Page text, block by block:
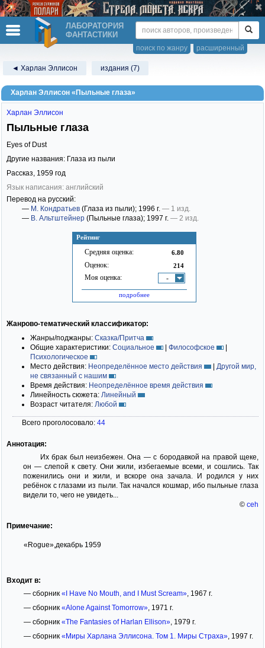
ЛАБОРАТОРИЯ
ФАНТАСТИКИ
расширенный
поиск по жанру
◄ Харлан Эллисон издания (7)
Харлан Эллисон «Пыльные глаза»
Рейтинг
Средняя оценка: 6.80
Оценок: 214
Моя оценка: -
подробнее
Харлан Эллисон
Пыльные глаза
Eyes of Dust
Другие названия: Глаза из пыли
Рассказ, 1959 год
Язык написания: английский
Перевод на русский:
— М. Кондратьев (Глаза из пыли); 1996 г. — 1 изд.
— В. Альтштейнер (Пыльные глаза); 1997 г. — 2 изд.
Жанрово-тематический классификатор:
Жанры/поджанры: Сказка/Притча
Общие характеристики: Социальное | Философское
|
Психологическое
Место действия: Неопределённое место действия | Другой мир,
не связанный с нашим
Время действия: Неопределённое время действия
Линейность сюжета: Линейный
Возраст читателя: Любой
Всего проголосовало: 44
Аннотация:
Их брак был неизбежен. Она — с бородавкой на правой щеке,
он — слепой к свету. Они жили, избегаемые всеми, и сошлись. Так
поженились они и жили, и вскоре она зачала. И родился у них
ребёнок с глазами из пыли. Так начался кошмар, ибо пыльные глаза
видели то, чего не увидеть...
© ceh
Примечание:
«Rogue»,декабрь 1959
Входит в:
— сборник «I Have No Mouth, and I Must Scream», 1967 г.
— сборник «Alone Against Tomorrow», 1971 г.
— сборник «The Fantasies of Harlan Ellison», 1979 г.
— сборник «Миры Харлана Эллисона. Том 1. Миры Страха», 1997 г.